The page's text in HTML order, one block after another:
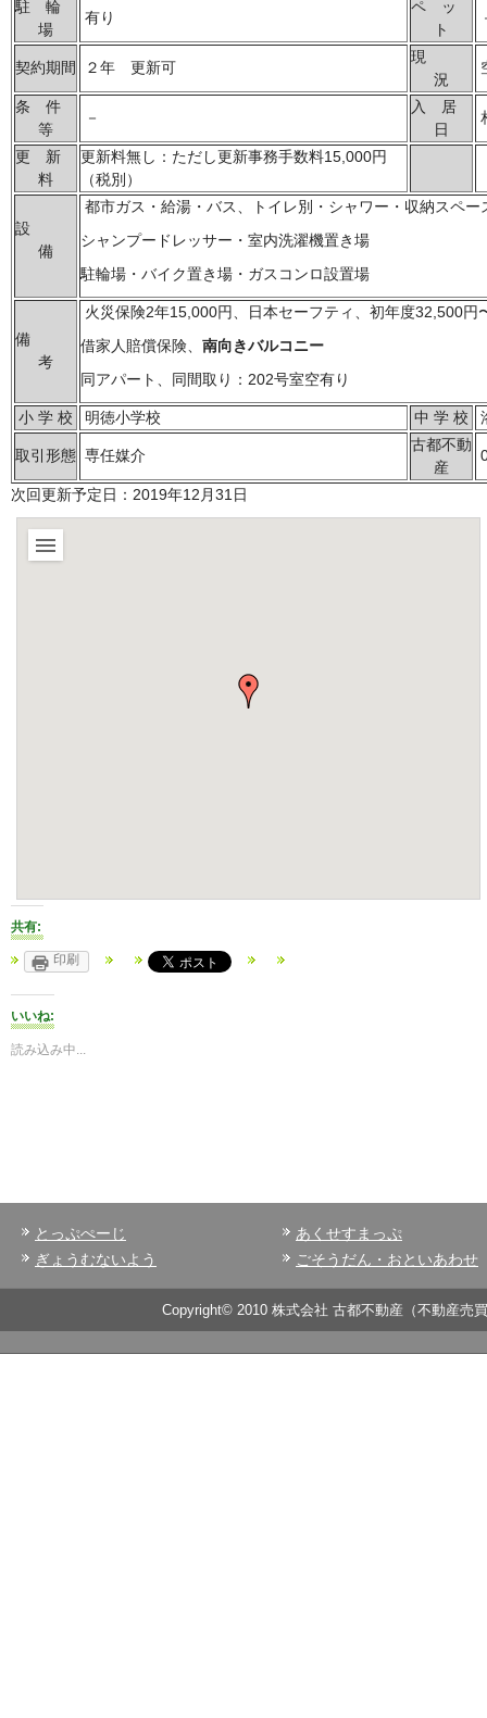
駐 輪
場
有り
ペ ッ
ト
契約期間 ２年 更新可
現
況
条 件
等
－
入 居
日
更 新
料
更新料無し：ただし更新事務手数料15,000円
（税別）
設
備
都市ガス・給湯・バス、トイレ別・シャワー・収納スペー
シャンプードレッサー・室内洗濯機置き場
駐輪場・バイク置き場・ガスコンロ設置場
備
考
火災保険2年15,000円、日本セーフティ、初年度32,500円
借家人賠償保険、 南向きバルコニー
同アパート、同間取り：202号室空有り
小 学 校 明徳小学校 中 学 校
取引形態 専任媒介
古都不動
産
次回更新予定日：2019年12月31日
共有:
印刷
いいね:
読み込み中...
とっぷぺーじ
ぎょうむないよう
あくせすまっぷ
ごそうだん・おといあわせ
Copyright© 2010 株式会社 古都不動産（不動産売